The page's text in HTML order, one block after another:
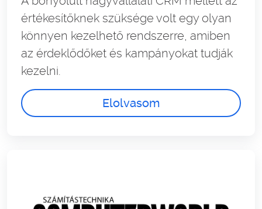
értékesítőknek szüksége volt egy olyan
könnyen kezelhető rendszerre, amiben
az érdeklődőket és kampányokat tudják
kezelni.
Elolvasom